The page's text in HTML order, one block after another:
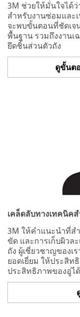
3M ช่วยให้มั่นใจได้
สำหรับงานซ่อมและ
จะพบขั้นตอนที่ชัดเ
พื้นฐาน รวมถึงงานเ
ยึดชิ้นส่วนตัวถัง
ดูขั้นต
เคล็ดลับทางเทคนิค
3M ให้คำแนะนำที่ส
ขัด และการเก็บผิวล
ถัง ผู้เชี่ยวชาญของ
ยอดเยี่ยม ให้ประสิท
ประสิทธิภาพของอู่ไ